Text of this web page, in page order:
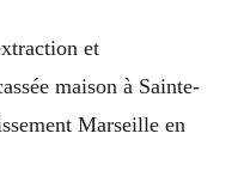
et
maison à Sainte-
Marseille en